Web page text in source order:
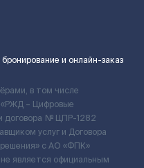
и онлайн-заказ
в том числе
– Цифровые
договора № ЦПР-1282
услуг и Договора
c АО «ФПК»
является официальным